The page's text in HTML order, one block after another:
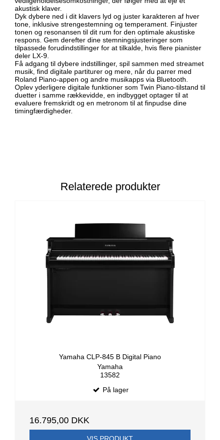
akustisk klaver.
Dyk dybere ned i dit klavers lyd og juster karakteren af ​​hver
tone, inklusive strengestemning og temperament. Finjuster
tonen og resonansen til dit rum for den optimale akustiske
respons. Gem derefter dine stemningsjusteringer som
tilpassede forudindstillinger for at tilkalde, hvis flere pianister
deler LX-9.
Få adgang til dybere indstillinger, spil sammen med streamet
musik, find digitale partiturer og mere, når du parrer med
Roland Piano-appen og andre musikapps via Bluetooth.
Oplev yderligere digitale funktioner som Twin Piano-tilstand til
duetter i samme rækkevidde, en indbygget optager til at
evaluere fremskridt og en metronom til at finpudse dine
timingfærdigheder.
Relaterede produkter
Yamaha CLP-845 B Digital Piano
Yamaha
13582
På lager
16.795,00 DKK